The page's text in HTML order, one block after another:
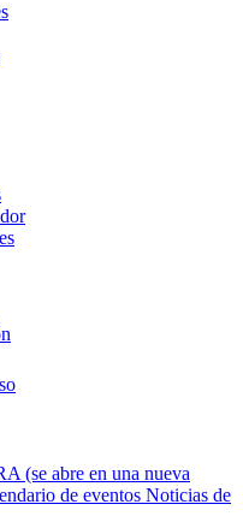
(se abre en una nueva
de eventos Noticias de